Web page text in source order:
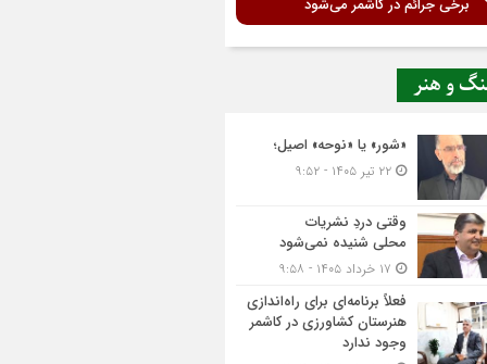
و هنر
«شور» یا «نوحه» اصیل؛
وقتی دردِ نشریات
محلی شنیده نمی‌شود
فعلاً برنامه‌ای برای راه‌اندازی
هنرستان کشاورزی در کاشمر
وجود ندارد